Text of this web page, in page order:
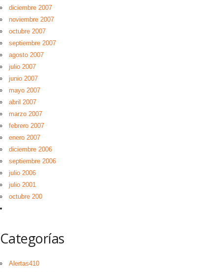
diciembre 2007
noviembre 2007
octubre 2007
septiembre 2007
agosto 2007
julio 2007
junio 2007
mayo 2007
abril 2007
marzo 2007
febrero 2007
enero 2007
diciembre 2006
septiembre 2006
julio 2006
julio 2001
octubre 200
Categorías
Alertas410